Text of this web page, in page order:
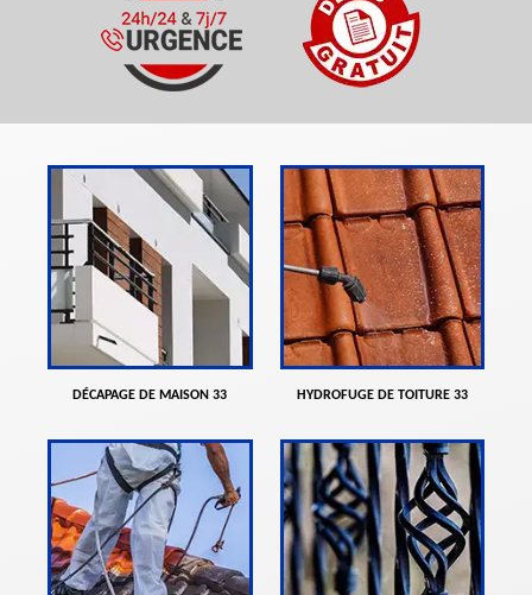
DÉCAPAGE DE MAISON 33 HYDROFUGE DE TOITURE 33